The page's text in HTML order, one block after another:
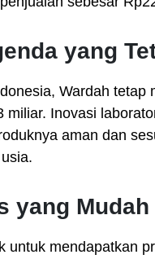
yang
Wardah tetap
miliar. Inovasi
aman dan
yang
untuk mendapatkan